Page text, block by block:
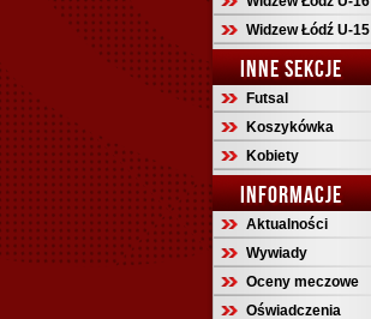
Widzew Łódź U-15
INNE SEKCJE
Futsal
Koszykówka
Kobiety
INFORMACJE
Aktualności
Wywiady
Oceny meczowe
Oświadczenia